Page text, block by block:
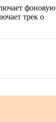
фоновую
трек о